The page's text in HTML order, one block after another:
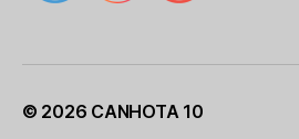
© 2026 CANHOTA 10